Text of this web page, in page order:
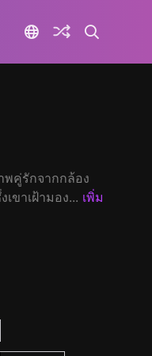
พคู่รักจากกล้อง
ขาเฝ้ามอง... เพิ่ม